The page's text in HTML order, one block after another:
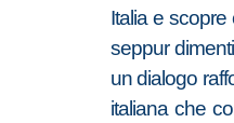
Italia e
seppur
un dialogo
italiana che